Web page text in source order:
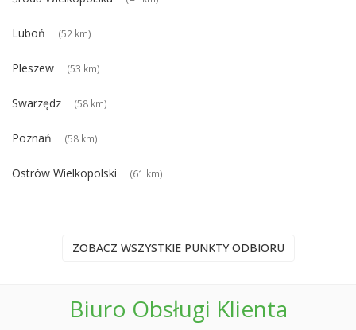
Luboń (52 km)
Pleszew (53 km)
Swarzędz (58 km)
Poznań (58 km)
Ostrów Wielkopolski (61 km)
ZOBACZ WSZYSTKIE PUNKTY ODBIORU
Biuro Obsługi Klienta